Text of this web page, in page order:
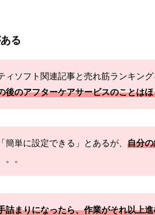
る
ィソフト関連記事と売れ筋ランキン
後のアフターケアサービスのことは
簡単に設定できる」とあるが、 自分
。。
詰まりになったら、作業がそれ以上